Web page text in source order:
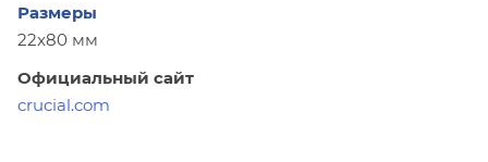
Размеры
22x80 мм
Официальный сайт
crucial.com